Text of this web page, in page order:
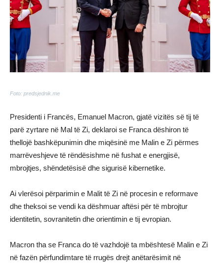
Foto: predsjednik.me
Presidenti i Francës, Emanuel Macron, gjatë vizitës së tij të
parë zyrtare në Mal të Zi, deklaroi se Franca dëshiron të
thellojë bashkëpunimin dhe miqësinë me Malin e Zi përmes
marrëveshjeve të rëndësishme në fushat e energjisë,
mbrojtjes, shëndetësisë dhe sigurisë kibernetike.
Ai vlerësoi përparimin e Malit të Zi në procesin e reformave
dhe theksoi se vendi ka dëshmuar aftësi për të mbrojtur
identitetin, sovranitetin dhe orientimin e tij evropian.
Macron tha se Franca do të vazhdojë ta mbështesë Malin e Zi
në fazën përfundimtare të rrugës drejt anëtarësimit në